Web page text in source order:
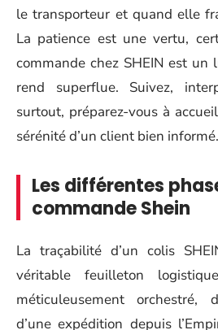
le transporteur et quand elle
La patience est une vertu,
commande chez SHEIN est un
rend superflue. Suivez,
surtout, préparez-vous à
sérénité d’un client bien informé.
Les différentes
commande Shein
La traçabilité d’un colis
véritable feuilleton
méticuleusement orchestré,
d’une expédition depuis